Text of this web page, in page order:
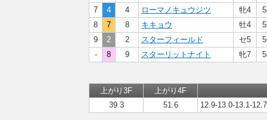
7
4 4 ローマノキュウジツ 牝4
8
7 8 キキョウ 牡4
9
2 2 スターフィールド セ5
-
8 9 スターリットナイト 牝7
上がり3F
上がり4F
39.3
51.6 12.9-13.0-13.1-